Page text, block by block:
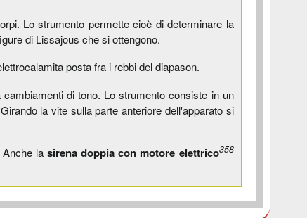
Lo strumento permette cioè di determinare la
di Lissajous che si ottengono.
posta fra i rebbi del diapason.
di tono. Lo strumento consiste in un
la vite sulla parte anteriore dell'apparato si
la sirena doppia con motore elettrico358